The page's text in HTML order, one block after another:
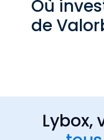
Où
de
Lybox,